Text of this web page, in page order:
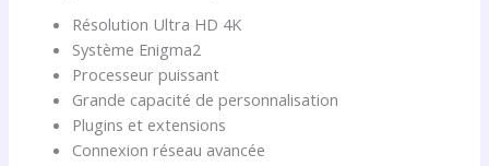
Résolution Ultra HD 4K
Système Enigma2
Processeur puissant
Grande capacité de personnalisation
Plugins et extensions
Connexion réseau avancée